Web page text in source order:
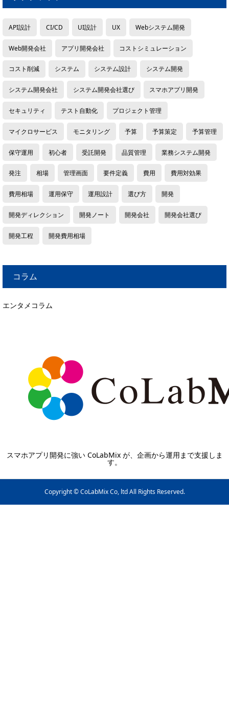
API設計 CI/CD UI設計 UX Webシステム開発
Web開発会社 アプリ開発会社 コストシミュレーション
コスト削減 システム システム設計 システム開発
システム開発会社 システム開発会社選び スマホアプリ開発
セキュリティ テスト自動化 プロジェクト管理
マイクロサービス モニタリング 予算 予算策定 予算管理
保守運用 初心者 受託開発 品質管理 業務システム開発
発注 相場 管理画面 要件定義 費用 費用対効果
費用相場 運用保守 運用設計 選び方 開発
開発ディレクション 開発ノート 開発会社 開発会社選び
開発工程 開発費用相場
コラム
エンタメコラム
スマホアプリ開発に強い CoLabMix が、企画から運用まで支援しま
す。
Copyright © CoLabMix Co, ltd All Rights Reserved.